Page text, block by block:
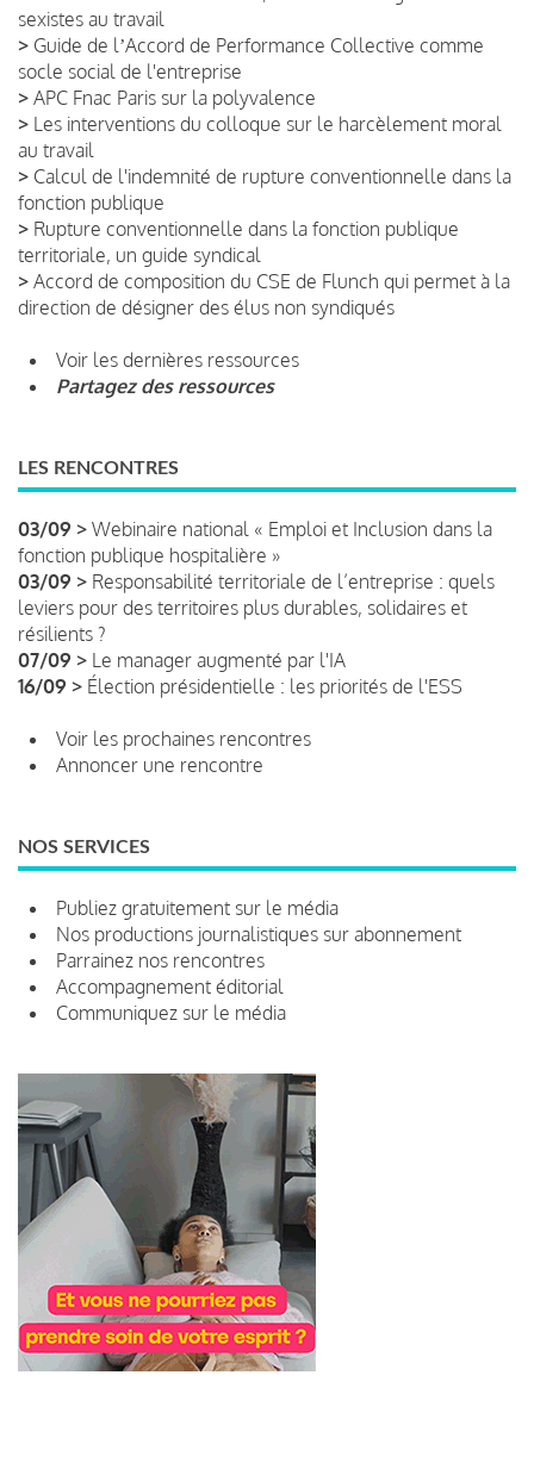
sexistes au travail
> Guide de lʼAccord de Performance Collective comme
socle social de l'entreprise
> APC Fnac Paris sur la polyvalence
> Les interventions du colloque sur le harcèlement moral
au travail
> Calcul de l'indemnité de rupture conventionnelle dans la
fonction publique
> Rupture conventionnelle dans la fonction publique
territoriale, un guide syndical
> Accord de composition du CSE de Flunch qui permet à la
direction de désigner des élus non syndiqués
Voir les dernières ressources
Partagez des ressources
LES RENCONTRES
03/09 > Webinaire national « Emploi et Inclusion dans la
fonction publique hospitalière »
03/09 > Responsabilité territoriale de l’entreprise : quels
leviers pour des territoires plus durables, solidaires et
résilients ?
07/09 > Le manager augmenté par l'IA
16/09 > Élection présidentielle : les priorités de l'ESS
Voir les prochaines rencontres
Annoncer une rencontre
NOS SERVICES
Publiez gratuitement sur le média
Nos productions journalistiques sur abonnement
Parrainez nos rencontres
Accompagnement éditorial
Communiquez sur le média